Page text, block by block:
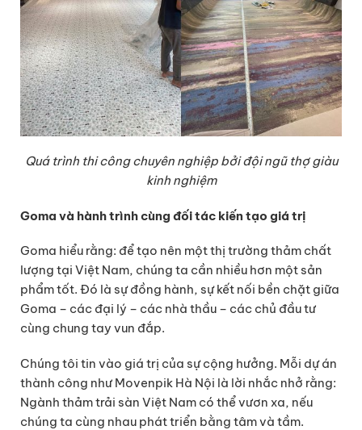
Quá trình thi công chuyên nghiệp bởi đội ngũ thợ giàu
kinh nghiệm
Goma và hành trình cùng đối tác kiến tạo giá trị
Goma hiểu rằng: để tạo nên một thị trường thảm chất
lượng tại Việt Nam, chúng ta cần nhiều hơn một sản
phẩm tốt. Đó là sự đồng hành, sự kết nối bền chặt giữa
Goma – các đại lý – các nhà thầu – các chủ đầu tư
cùng chung tay vun đắp.
Chúng tôi tin vào giá trị của sự cộng hưởng. Mỗi dự án
thành công như Movenpik Hà Nội là lời nhắc nhở rằng:
Ngành thảm trải sàn Việt Nam có thể vươn xa, nếu
chúng ta cùng nhau phát triển bằng tâm và tầm.